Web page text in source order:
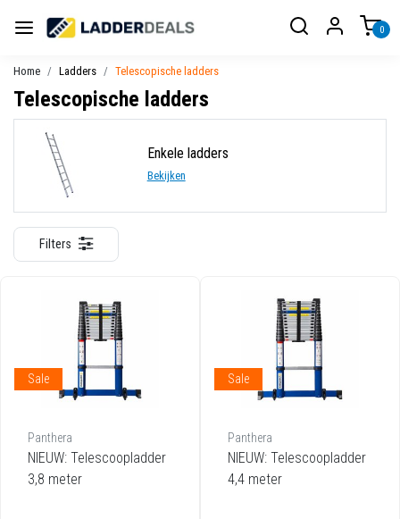
0
Home Ladders Telescopische ladders
Telescopische ladders
Enkele ladders
Bekijken
Filters
Sale
Panthera
NIEUW: Telescoopladder
3,8 meter
Sale
Panthera
NIEUW: Telescoopladder
4,4 meter